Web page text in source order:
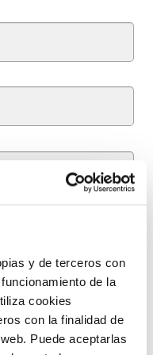
y de terceros con
de la
cookies
con la finalidad de
Puede aceptarlas
SEGURIDAD Y
datos facilitados, con la
planteadas a través
solicitada. Podrá
rectificación,
mencionada. Para
estamos tratando sus